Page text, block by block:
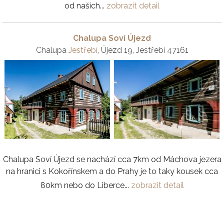
od našich... zobrazit detail
Chalupa Soví Újezd
Chalupa Jestřebí, Újezd 19, Jestřebí 47161
Chalupa Soví Újezd se nachází cca 7km od Máchova jezera
na hranici s Kokořínskem a do Prahy je to taky kousek cca
80km nebo do Liberce... zobrazit detail